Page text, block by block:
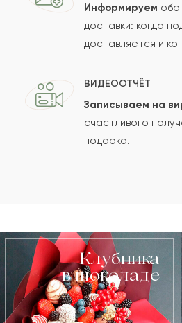
Информируем обо
доставки: когда
доставляется и
ВИДЕООТЧЁТ
Записываем на
счастливого
подарка.
Клубника
в шоколаде